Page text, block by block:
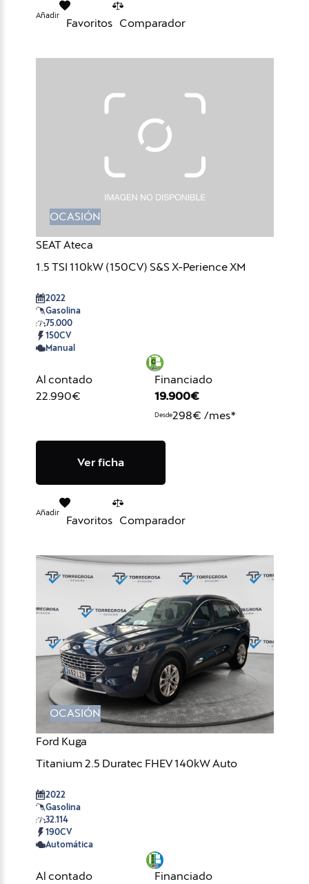
Añadir
Favoritos Comparador
OCASIÓN
SEAT Ateca
1.5 TSI 110kW (150CV) S&S X-Perience XM
2022
Gasolina
75.000
150CV
Manual
Al contado
22.990€
Financiado
19.900€
Desde298€ /mes*
Ver ficha
Añadir
Favoritos Comparador
OCASIÓN
Ford Kuga
Titanium 2.5 Duratec FHEV 140kW Auto
2022
Gasolina
32.114
190CV
Automática
Al contado
Financiado